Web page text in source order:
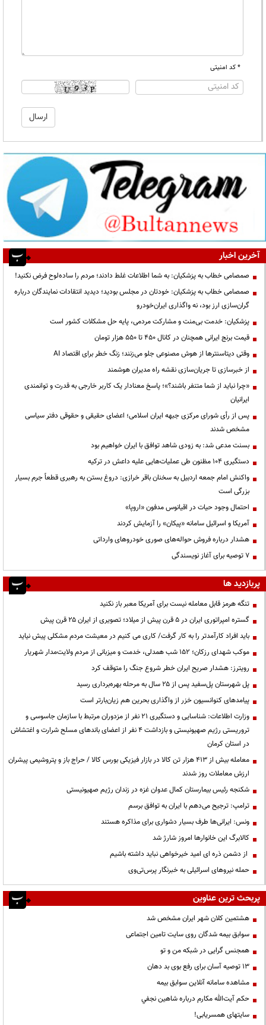
* کد امنیتی
آخرین اخبار
صمصامی خطاب به پزشکیان: به شما اطلاعات غلط دادند؛ مردم را ساده‌لوح فرض نکنید!
صمصامی خطاب به پزشکیان: خودتان در مجلس بودید؛ دیدید انتقادات نمایندگان درباره
گران‌سازی ارز بود، نه واگذاری ایران‌خودرو
پزشکیان: خدمت بی‌منت و مشارکت مردمی، پایه حل مشکلات کشور است
قیمت‌ برنج ایرانی همچنان در کانال ۴۵۰ تا ۵۵۰ هزار تومان
وقتی دیتاسنترها از هوش مصنوعی جلو می‌زنند؛ زنگ خطر برای اقتصاد AI
از خبرسازی تا جریان‌سازی نقشه راه مدیران هوشمند
«چرا نباید از شما متنفر باشند؟»؛ پاسخ معنادار یک کاربر خارجی به قدرت و توانمندی
ایرانیان
پس از رأی شورای مرکزی جبهه ایران اسلامی؛ اعضای حقیقی و حقوقی دفتر سیاسی
مشخص شدند
بسنت مدعی شد: به زودی شاهد توافق با ایران خواهیم بود
دستگیری ۱۰۴ مظنون طی عملیات‌هایی علیه داعش در ترکیه
واکنش امام جمعه اردبیل به سخنان باقر خرازی: دروغ بستن به رهبری قطعاً جرم بسیار
بزرگی است
احتمال وجود حیات در اقیانوس مدفون «اروپا»
آمریکا و اسرائیل سامانه «پیکان» را آزمایش کردند
هشدار درباره فروش حواله‌های صوری خودروهای وارداتی
۷ توصیه برای آغاز نویسندگی
پربازدید ها
تنگه هرمز قابل معامله نیست برای آمریکا معبر باز نکنید
گستره امپراتوری ایران در ۵ قرن پیش از میلاد؛ تصویری از ایران ۲۵ قرن پیش
باید افراد کارآمدتر را به کار گرفت/ کاری می کنیم در معیشت مردم مشکلی پیش نیاید
موکب شهدای رزکان؛ ۱۵۲ شب همدلی، خدمت و میزبانی از مردم ولایت‌مدار شهریار
رویترز: هشدار صریح ایران خطر شروع جنگ را متوقف کرد
پل شهرستان پل‌سفید پس از ۲۵ سال به مرحله بهره‌برداری رسید
پیامدهای کنوانسیون خزر از واگذاری بحرین هم زیان‌بارتر است
وزارت اطلاعات: شناسایی و دستگیری ۲۱ نفر از مزدوران مرتبط با سازمان جاسوسی و
تروریستی رژیم صهیونیستی و بازداشت ۴ نفر از اعضای باندهای مسلح شرارت و اغتشاش
در استان کرمان
معامله بیش از ۴۱۳ هزار تن کالا در بازار فیزیکی بورس کالا / حراج باز و پتروشیمی پیشران
ارزش معاملات روز شدند
شکنجه رئیس بیمارستان کمال عدوان غزه در زندان رژیم صهیونیستی
ترامپ: ترجیح می‌دهم با ایران به توافق برسم
ونس: ایرانی‌ها طرف بسیار دشواری برای مذاکره هستند
کالابرگ این خانوارها امروز شارژ شد
از دشمن ذره ای امید خیرخواهی نباید داشته باشیم
حمله نیروهای اسرائیلی به خبرنگار پرس‌تی‌وی
پربحث ترین عناوین
هشتمین کلان شهر ایران مشخص شد
سوابق بیمه شدگان روی سایت تامین اجتماعی
همجنس گرایی در شبکه من و تو
13 توصیه آسان برای رفع بوی بد دهان
مشاهده سامانه آنلاين سوابق بیمه
حكم آيت‌الله مكارم درباره شاهين نجفي
سایتهای همسریابی!